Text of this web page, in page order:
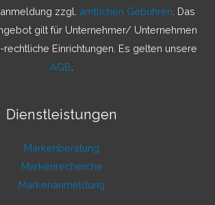
zzgl. amtlichen Gebühren . Das
gilt für Unternehmer/ Unternehmen
Einrichtungen. Es gelten unsere
AGB
Dienstleistungen
Markenberatung
Markenrecherche
Markenanmeldung